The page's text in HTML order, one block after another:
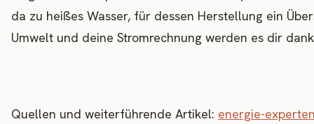
da zu heißes Wasser, für dessen Herstellung ein
Umwelt und deine Stromrechnung werden es dir
Quellen und weiterführende Artikel: energie-